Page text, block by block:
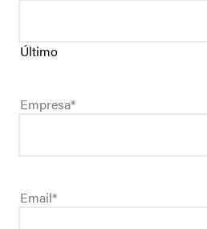
Último
Empresa*
Email*